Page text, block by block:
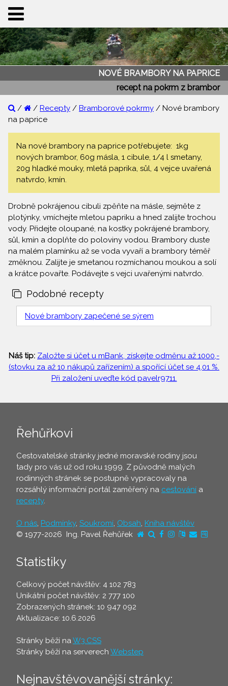
NOVÉ BRAMBORY NA PAPRICE
recept na pokrm z brambor
/ / Recepty / Bramborové pokrmy / Nové brambory
na paprice
Na nové brambory na paprice potřebujete: 1kg
nových brambor, 60g másla, 1 cibule, 1/4 l smetany,
20g hladké mouky, mletá paprika, sůl, 4 vejce uvařená
natvrdo, kmín.
Drobně pokrájenou cibuli zpěňte na másle, sejměte z
plotýnky, vmíchejte mletou papriku a hned zalijte trochou
vody. Přidejte oloupané, na kostky pokrájené brambory,
sůl, kmín a doplňte do poloviny vodou. Brambory duste
na malém plamínku až se voda vyvaří a brambory téměř
změknou. Zalijte je smetanou rozmíchanou moukou a solí
a krátce povařte. Podávejte s vejci uvařenými natvrdo.
Podobné recepty
Nové brambory zapečené se sýrem
Náš tip: Založte si účet u mBank, získejte odměnu až 1000,-
(stovku za až 10 nákupů zařízením) a spořící účet se 4,01 %.
Při založení uveďte kód pavelr9711.
Řehůřkovi
Cestovatelské stránky jedné moravské rodiny jsou
tady pro vás už od roku 1999. Z původně malých
rodinných stránek se postupně vypracovaly na
rozsáhlý informační portál zaměřený na cestování a
recepty.
O nás, Podmínky, Soukromí, Obsah, Kniha návštěv
© 1977-2026 Ing. Pavel Řehůřek
Statistiky
Celkový počet návštěv: 4 102 783
Unikátní počet návštěv: 2 777 100
Zobrazených stránek: 10 947 092
Aktualizace: 10.6.2026
Stránky běží naW3.CSS
Stránky běží na serverech Webstep
Nejnavštěvovanější stránky: